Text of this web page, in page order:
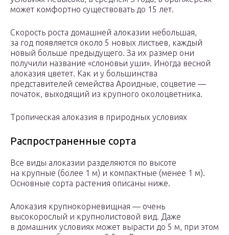
может комфортно существовать до 15 лет.
Скорость роста домашней алоказии небольшая,
за год появляется около 5 новых листьев, каждый
новый больше предыдущего. За их размер они
получили название «слоновьи уши». Иногда весной
алоказия цветет. Как и у большинства
представителей семейства Ароидные, соцветие —
початок, выходящий из крупного околоцветника.
Тропическая алоказия в природных условиях
Распространенные сорта
Все виды алоказии разделяются по высоте
на крупные (более 1 м) и компактные (менее 1 м).
Основные сорта растения описаны ниже.
Алоказия крупнокорневищная — очень
высокорослый и крупнолистовой вид. Даже
в домашних условиях может вырасти до 5 м, при этом